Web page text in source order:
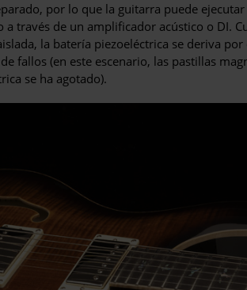
por lo que la guitarra puede
través de un amplificador acústico o DI.
la batería piezoeléctrica se deriva
fallos (en este escenario, las pastillas
se ha agotado).